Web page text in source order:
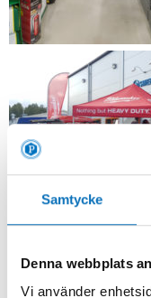
Samtycke
Denna webbplats
Vi använder